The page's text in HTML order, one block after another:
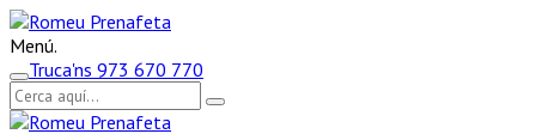
Menú.
Truca'ns 973 670 770